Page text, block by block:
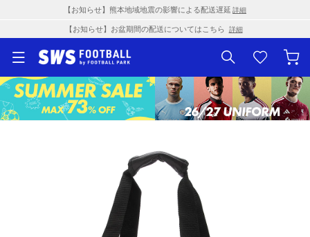
【お知らせ】熊本地域地震の影響による配送遅延 詳細
【お知らせ】お盆期間の配送についてはこちら 詳細